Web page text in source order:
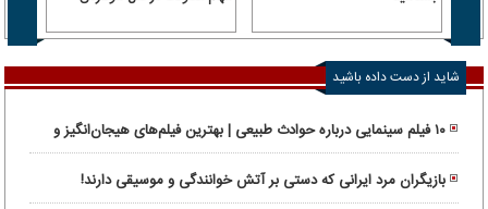
شاید از دست داده باشید
۱۰ فیلم سینمایی درباره حوادث طبیعی | بهترین فیلم‌های هیجان‌انگیز و
واقعی
بازیگران مرد ایرانی که دستی بر آتش خوانندگی و موسیقی دارند!